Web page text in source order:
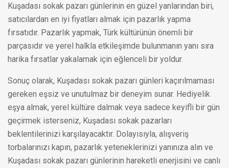
Kuşadası sokak pazarı günlerinin en güzel yanlarından biri,
satıcılardan en iyi fiyatları almak için pazarlık yapma
fırsatıdır. Pazarlık yapmak, Türk kültürünün önemli bir
parçasıdır ve yerel halkla etkileşimde bulunmanın yanı sıra
harika fırsatlar yakalamak için eğlenceli bir yoldur.
Sonuç olarak, Kuşadası sokak pazarı günleri kaçırılmaması
gereken eşsiz ve unutulmaz bir deneyim sunar. Hediyelik
eşya almak, yerel kültüre dalmak veya sadece keyifli bir gün
geçirmek isterseniz, Kuşadası sokak pazarları
beklentilerinizi karşılayacaktır. Dolayısıyla, alışveriş
torbalarınızı kapın, pazarlık yeteneklerinizi yanınıza alın ve
Kuşadası sokak pazarı günlerinin hareketli enerjisini ve canlı